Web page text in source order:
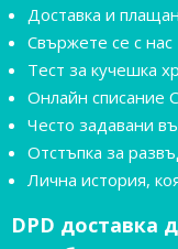
Доставка и
Свържете се с нас
Тест за кучешка
Онлайн списание
Често задавани
Отстъпка за
Лична история,
DPD доставка